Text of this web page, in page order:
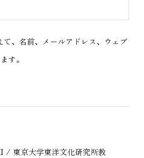
、名前、メールアドレス、ウェブ
す。
/ 東京大学東洋文化研究所教